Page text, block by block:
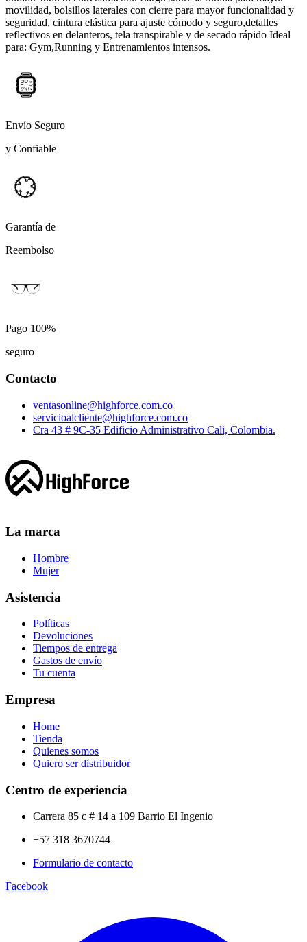
movilidad, bolsillos laterales con cierre para mayor funcionalidad y
seguridad, cintura elástica para ajuste cómodo y seguro,detalles
reflectivos en delanteros, tela transpirable y de secado rápido Ideal
para: Gym,Running y Entrenamientos intensos.
Envío Seguro
y Confiable
Garantía de
Reembolso
Pago 100%
seguro
Contacto
ventasonline@highforce.com.co
servicioalcliente@highforce.com.co
Cra 43 # 9C-35 Edificio Administrativo Cali, Colombia.
La marca
Hombre
Mujer
Asistencia
Políticas
Devoluciones
Tiempos de entrega
Gastos de envío
Tu cuenta
Empresa
Home
Tienda
Quienes somos
Quiero ser distribuidor
Centro de experiencia
Carrera 85 c # 14 a 109 Barrio El Ingenio
+57 318 3670744
Formulario de contacto
Facebook